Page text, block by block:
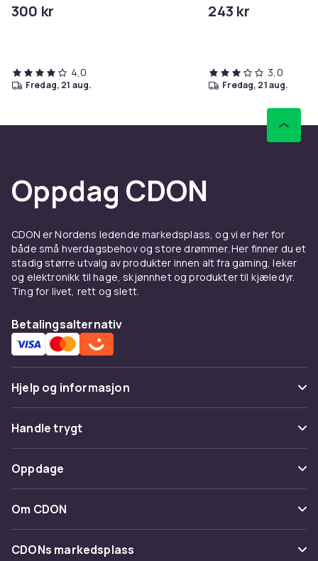
300 kr
4,0
fredag, 21 aug.
243 kr
3,0
fredag, 21 aug.
Oppdag CDON
CDON er Nordens ledende markedsplass, og vi er her for
både små hverdagsbehov og store drømmer. Her finner du et
stadig større utvalg av produkter innen alt fra gaming, leker
og elektronikk til hage, skjønnhet og produkter til kjæledyr.
Ting for livet, rett og slett.
Betalingsalternativ
Hjelp og informasjon
Vanlige spørsmål
Spor pakke
Angre & returner her
Kontakt oss
Handle trygt
Betaling
Levering
Tilbakekallinger
Oppdage
Kategorier
Varemerker
Om CDON
Om oss
CDONs markedsplass